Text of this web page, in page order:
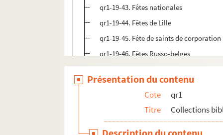
qr1-19-43. Fêtes nationales
qr1-19-44. Fêtes de Lille
qr1-19-45. Fête de saints de corporation
qr1-19-46. Fêtes Russo-belges
qr1-19-47. Foire
qr1-19-48. Gare
qr1-19-49. Guides
qr1-19-50. Habitants des rives de la
qr1-19-51. Halle échevinale
Présentation du contenu
Cote
qr1
Titre
Collections